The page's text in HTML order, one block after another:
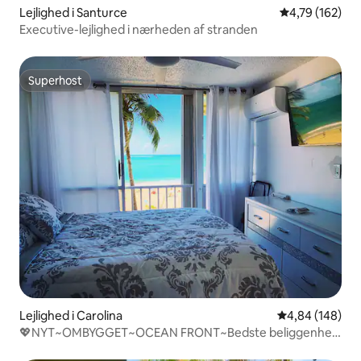
Lejlighed i Santurce 4,79 ud af 5 i
4,79 (162)
Executive-lejlighed i nærheden af stranden
Superhost
Superhost
Lejlighed i Carolina 4,84 ud af 5 i
4,84 (148)
💖NYT~OMBYGGET~OCEAN FRONT~Bedste beliggenhed